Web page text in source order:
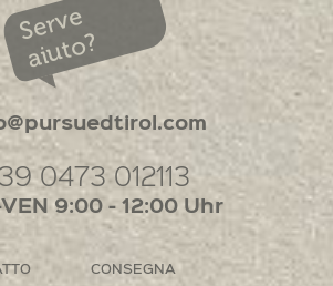
Serve
aiuto?
0473 012113
9:00 - 12:00 Uhr
CONSEGNA